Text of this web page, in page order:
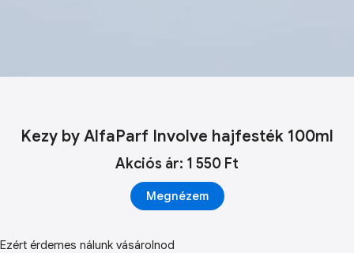
Kezy by AlfaParf Involve hajfesték 100ml
Akciós ár: 1 550 Ft
Megnézem
Ezért érdemes nálunk vásárolnod